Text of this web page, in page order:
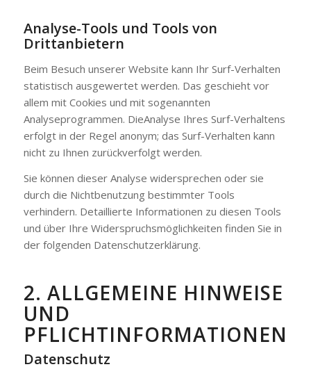
Analyse-Tools und Tools von
Drittanbietern
Beim Besuch unserer Website kann Ihr Surf-Verhalten
statistisch ausgewertet werden. Das geschieht vor
allem mit Cookies und mit sogenannten
Analyseprogrammen. DieAnalyse Ihres Surf-Verhaltens
erfolgt in der Regel anonym; das Surf-Verhalten kann
nicht zu Ihnen zurückverfolgt werden.
Sie können dieser Analyse widersprechen oder sie
durch die Nichtbenutzung bestimmter Tools
verhindern. Detaillierte Informationen zu diesen Tools
und über Ihre Widerspruchsmöglichkeiten finden Sie in
der folgenden Datenschutzerklärung.
2. ALLGEMEINE HINWEISE
UND
PFLICHTINFORMATIONEN
Datenschutz